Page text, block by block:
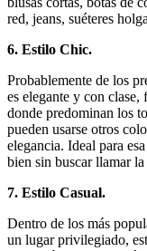
red, jeans, suéteres
6. Estilo Chic.
Probablemente de los
es elegante y con
donde predominan los
pueden usarse otros
elegancia. Ideal para
bien sin buscar llamar
7. Estilo Casual.
Dentro de los más
un lugar privilegiado,